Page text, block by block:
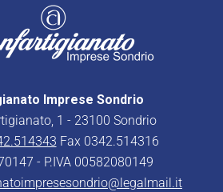
Imprese Sondrio
1 - 23100 Sondrio
Fax 0342.514316
- P.IVA 00582080149